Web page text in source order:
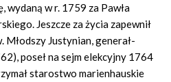
wydaną w r. 1759 za Pawła
Jeszcze za życia zapewnił
Justynian, generał-
poseł na sejm elekcyjny 1764
starostwo marienhauskie